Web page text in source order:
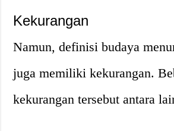
Kekurangan
Namun, definisi budaya
juga memiliki kekurangan.
kekurangan tersebut antara